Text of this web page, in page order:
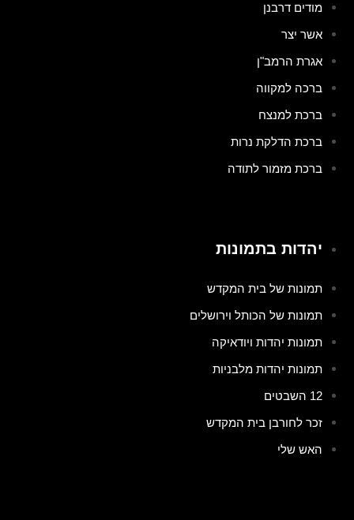
מודים דרבנן
אשר יצר
אגרת הרמב"ן
ברכה למקווה
ברכת למנצח
ברכת הדלקת נרות
ברכת מזמור לתודה
יהדות בתמונות
תמונות של בית המקדש
תמונות של הכותל וירושלים
תמונות יהדות ויודאיקה
תמונות יהדות מלבניות
12 השבטים
זכר לחורבן בית המקדש
האש שלי